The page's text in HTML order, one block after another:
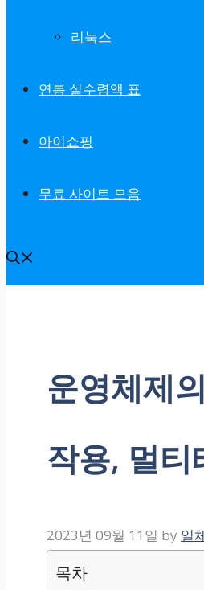
리눅스
연봉 실수령액 표
아이쇼핑
무료 사이트 모음
운영체제
작용, 멀
2023년 09월 11일 by 일
목차